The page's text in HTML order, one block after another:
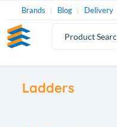
Brands Blog Delivery
Ladders